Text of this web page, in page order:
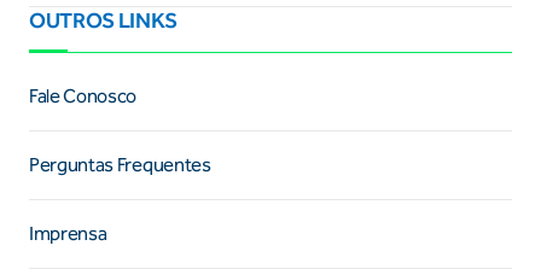
OUTROS LINKS
Fale Conosco
Perguntas Frequentes
Imprensa